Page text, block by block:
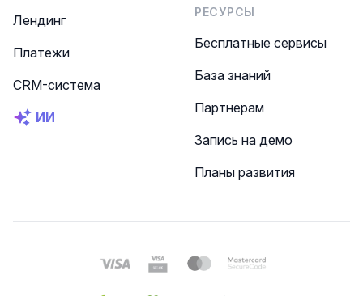
Лендинг
Платежи
CRM-система
ИИ
РЕСУРСЫ
Бесплатные сервисы
База знаний
Партнерам
Запись на демо
Планы развития